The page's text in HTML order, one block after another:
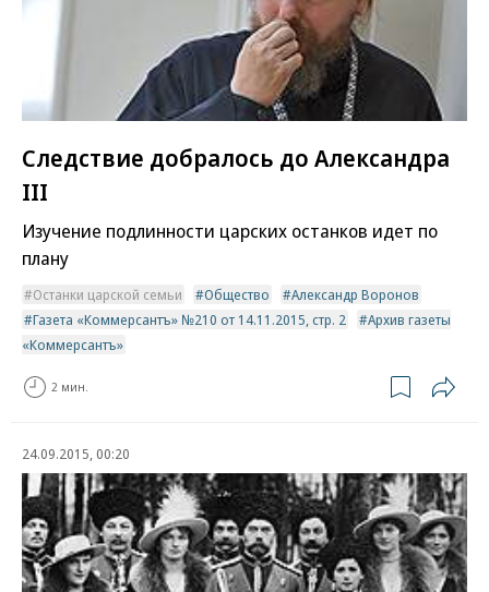
Следствие добралось до Александра
III
Изучение подлинности царских останков идет по
плану
Останки царской семьи Общество
Александр Воронов
Газета «Коммерсантъ» №210 от 14.11.2015, стр. 2
Архив газеты
«Коммерсантъ»
2 мин.
24.09.2015, 00:20